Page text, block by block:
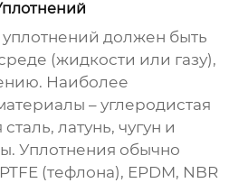
должен быть
(жидкости или газу),
Наиболее
– углеродистая
латунь, чугун и
Уплотнения обычно
(тефлона), EPDM, NBR